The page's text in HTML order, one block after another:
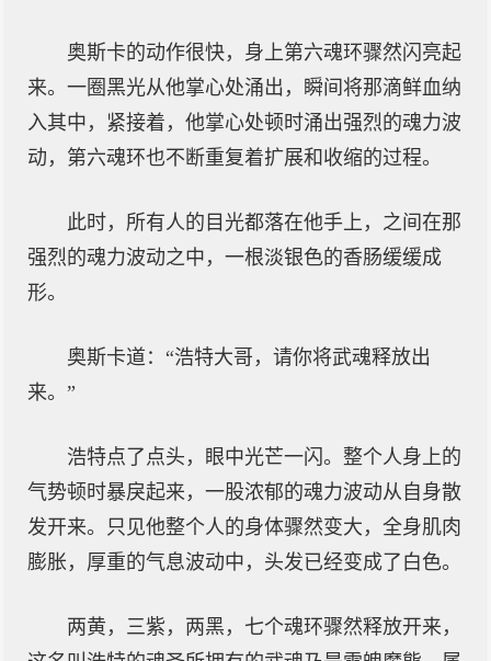
奥斯卡的动作很快，身上第六魂环骤然闪亮起
来。一圈黑光从他掌心处涌出，瞬间将那滴鲜血纳
入其中，紧接着，他掌心处顿时涌出强烈的魂力波
动，第六魂环也不断重复着扩展和收缩的过程。
此时，所有人的目光都落在他手上，之间在那
强烈的魂力波动之中，一根淡银色的香肠缓缓成
形。
奥斯卡道：“浩特大哥，请你将武魂释放出
来。”
浩特点了点头，眼中光芒一闪。整个人身上的
气势顿时暴戾起来，一股浓郁的魂力波动从自身散
发开来。只见他整个人的身体骤然变大，全身肌肉
膨胀，厚重的气息波动中，头发已经变成了白色。
两黄，三紫，两黑，七个魂环骤然释放开来，